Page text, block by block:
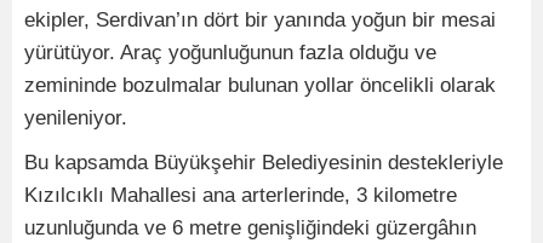
ekipler, Serdivan’ın dört bir yanında yoğun bir mesai
yürütüyor. Araç yoğunluğunun fazla olduğu ve
zemininde bozulmalar bulunan yollar öncelikli olarak
yenileniyor.
Bu kapsamda Büyükşehir Belediyesinin destekleriyle
Kızılcıklı Mahallesi ana arterlerinde, 3 kilometre
uzunluğunda ve 6 metre genişliğindeki güzergâhın